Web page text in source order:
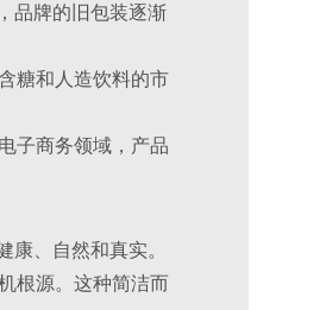
品牌的旧包装逐渐
糖和人造饮料的市
子商务领域，产品
、自然和真实。
根源。这种简洁而